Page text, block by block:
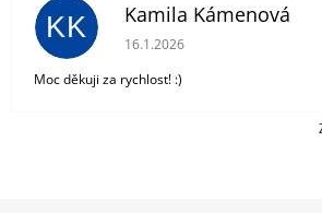
KK Kamila Kámenová
Hodnocení obchodu je 5 z 5
16.1.2026
Moc děkuji za rychlost! :)